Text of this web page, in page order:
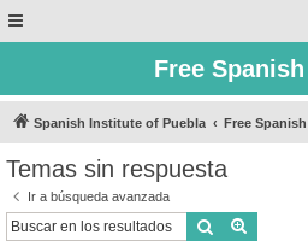
Free
Spanish Institute of Puebla Free
Temas sin respuesta
Ir a búsqueda avanzada
Buscar